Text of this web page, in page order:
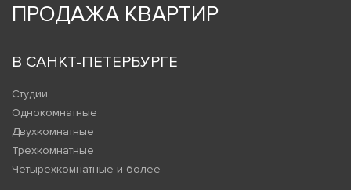
ПРОДАЖА КВАРТИР
В САНКТ-ПЕТЕРБУРГЕ
Студии
Однокомнатные
Двухкомнатные
Трехкомнатные
Четырехкомнатные и более